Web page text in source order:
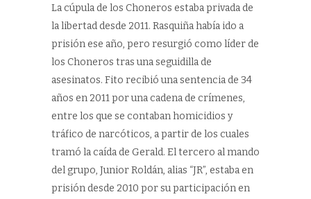
La cúpula de los Choneros estaba privada de
la libertad desde 2011. Rasquiña había ido a
prisión ese año, pero resurgió como líder de
los Choneros tras una seguidilla de
asesinatos. Fito recibió una sentencia de 34
años en 2011 por una cadena de crímenes,
entre los que se contaban homicidios y
tráfico de narcóticos, a partir de los cuales
tramó la caída de Gerald. El tercero al mando
del grupo, Junior Roldán, alias “JR”, estaba en
prisión desde 2010 por su participación en